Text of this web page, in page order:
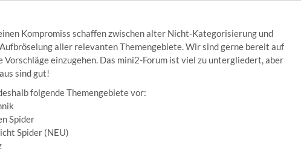
Kompromiss schaffen zwischen alter Nicht-Kategorisierung und
aller relevanten Themengebiete. Wir sind gerne bereit auf
einzugehen. Das mini2-Forum ist viel zu untergliedert, aber
sind gut!
folgende Themengebiete vor:
Spider
Spider (NEU)